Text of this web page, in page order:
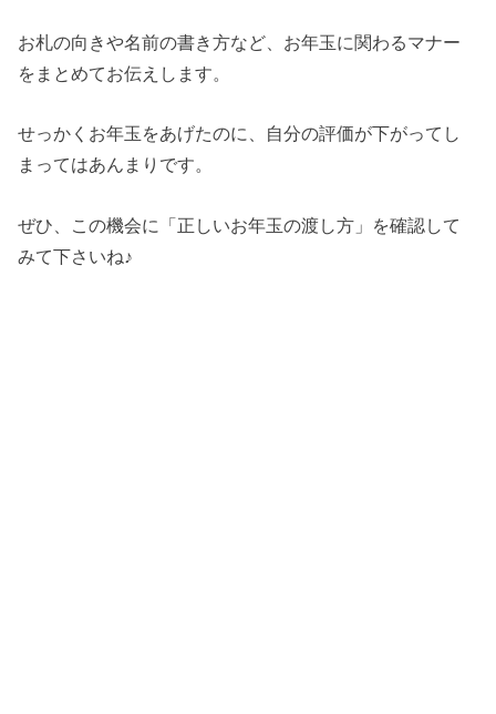
お札の向きや名前の書き方など、お年玉に関わるマナー
をまとめてお伝えします。
せっかくお年玉をあげたのに、自分の評価が下がってし
まってはあんまりです。
ぜひ、この機会に「正しいお年玉の渡し方」を確認して
みて下さいね♪